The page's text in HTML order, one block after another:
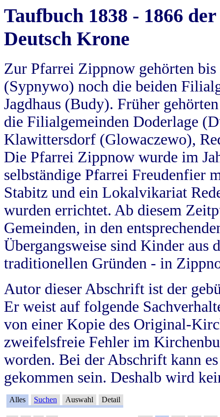
Taufbuch 1838 - 1866
Deutsch Krone
Zur Pfarrei Zippnow gehörten
(Sypnywo) noch die beiden
Jagdhaus (Budy). Früher
die Filialgemeinden Doderlage
Klawittersdorf (Glowaczewo),
Die Pfarrei Zippnow wurde im
selbständige Pfarrei Freudenfier
Stabitz und ein Lokalvikariat
wurden errichtet. Ab diesem
Gemeinden, in den
Übergangsweise sind Kinder aus
traditionellen Gründen - in
Autor dieser Abschrift ist der
Er weist auf folgende
von einer Kopie des Original-
zweifelsfreie Fehler im
worden. Bei der Abschrift kann
gekommen sein. Deshalb wird
Alles Suchen Auswahl Detail